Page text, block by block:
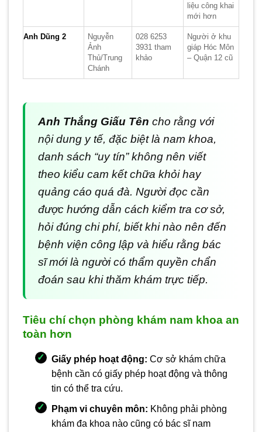
liệu công khai
mới hơn
Anh Dũng 2
Nguyễn
Ảnh
Thủ/Trung
Chánh
028 6253
3931 tham
khảo
Người ở khu
giáp Hóc Môn
– Quận 12 cũ
Anh Thắng Giấu Tên cho rằng với
nội dung y tế, đặc biệt là nam khoa,
danh sách “uy tín” không nên viết
theo kiểu cam kết chữa khỏi hay
quảng cáo quá đà. Người đọc cần
được hướng dẫn cách kiểm tra cơ sở,
hỏi đúng chi phí, biết khi nào nên đến
bệnh viện công lập và hiểu rằng bác
sĩ mới là người có thẩm quyền chẩn
đoán sau khi thăm khám trực tiếp.
Tiêu chí chọn phòng khám nam khoa an
toàn hơn
Giấy phép hoạt động: Cơ sở khám chữa
bệnh cần có giấy phép hoạt động và thông
tin có thể tra cứu.
Phạm vi chuyên môn: Không phải phòng
khám đa khoa nào cũng có bác sĩ nam